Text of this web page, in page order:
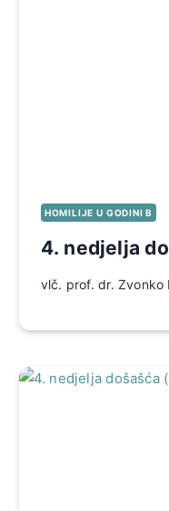
HOMILIJE U GODINI B
4. nedjelja
vlč. prof. dr. Zvonko